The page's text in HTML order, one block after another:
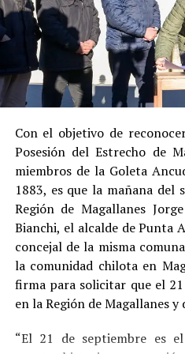
al admitir los hechos.
Suconducta
registrar
Estas circunstancias
procedimiento abreviado,
cumplimiento efectivo en
Indemnización a la
por ocultamiento de bienes
En el ámbito civil, el
enseptiembre de 2023
Pedro Montecinos apagar
$120 millonespor concepto
$80 millonesa favor
$40 millonesa favor de
Con el objetivo de
Posesión del Estrecho de
miembros de la Goleta
1883, es que la mañana del
Región de Magallanes
Bianchi, el alcalde de Punta
concejal de la misma
la comunidad chilota en
firma para solicitar que el
en la Región de Magallanes
“El 21 de septiembre es